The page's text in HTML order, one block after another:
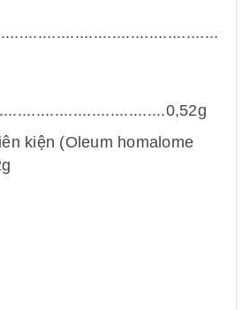
kiện (Oleum homalome